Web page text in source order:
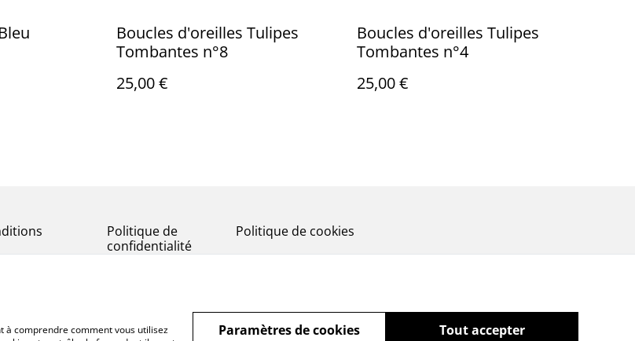
Boucles d'oreilles Tulipes
Tombantes n°8
25,00 €
Boucles d'oreilles Tulipes
Tombantes n°4
25,00 €
Politique de
confidentialité
Politique de cookies
à comprendre comment vous utilisez
Tout accepter
Paramètres de cookies